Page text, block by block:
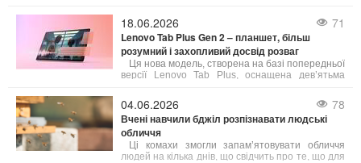
застарілому обладнанні. Ось що можна зробити,
щоб покращити якість з’єднання:
18.06.2026 71
Lenovo Tab Plus Gen 2 – планшет, більш
розумний і захопливий досвід розваг
Ця нова модель, створена на базі попередньої
версії Lenovo Tab Plus, оснащена дев’ятьма
посиленою гнучкістю та інтелектуальними
функціями, які відкривають нові можливості для
користувачів.
04.06.2026 78
Вчені навчили бджіл розпізнавати людські
обличчя
Ці комахи змогли запам’ятовувати обличчя
людей на кілька днів, що свідчить про те, що для